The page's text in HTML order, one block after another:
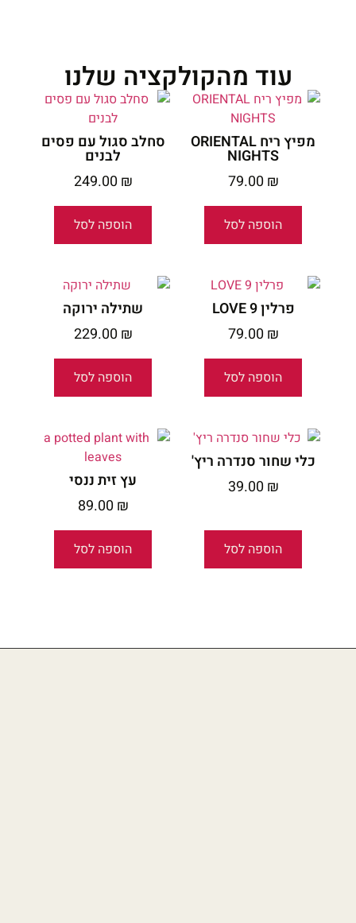
עוד מהקולקציה שלנו
מפיץ ריח ORIENTAL
NIGHTS
79.00 ₪
הוספה לסל
סחלב סגול עם פסים
לבנים
249.00 ₪
הוספה לסל
פרלין 9 LOVE
79.00 ₪
הוספה לסל
שתילה ירוקה
229.00 ₪
הוספה לסל
כלי שחור סנדרה ריץ'
39.00 ₪
הוספה לסל
עץ זית ננסי
89.00 ₪
הוספה לסל